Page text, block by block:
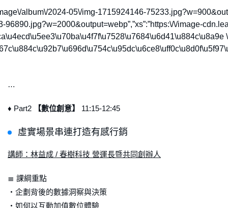
2024-05\/img-1715924146-
…
♦ Part2 【數位創意】 11:15-12:45
虛實場景串連打造有感行銷
講師：林益成 / 春樹科技 營運長暨共同創辦人
≣ 課綱重點
・企劃背後的數據洞察與決策
・如何以互動加值數位體驗